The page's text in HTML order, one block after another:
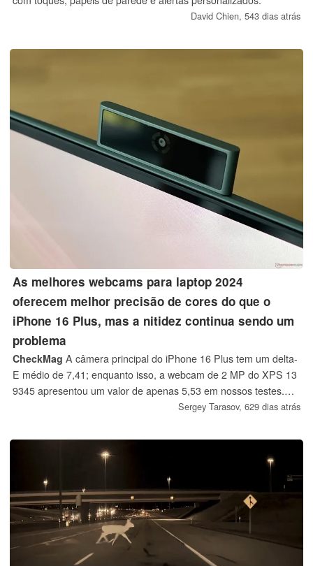
David Chien, 543 dias atrás
As melhores webcams para laptop 2024
oferecem melhor precisão de cores do que o
iPhone 16 Plus, mas a nitidez continua sendo um
problema
CheckMag A câmera principal do iPhone 16 Plus tem um delta-
E médio de 7,41; enquanto isso, a webcam de 2 MP do XPS 13
9345 apresentou um valor de apenas 5,53 em nossos testes.
Entretanto, o número de webcams com valores bizarros de
breve análise das últimas 48 análises de notebooks publicadas
pelo Notebookcheck.
Sergey Tarasov, 629 dias atrás